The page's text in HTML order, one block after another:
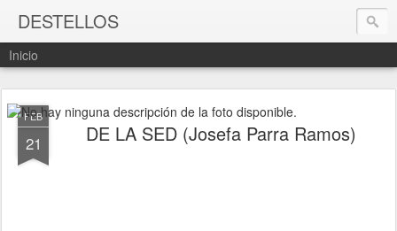
DESTELLOS
Inicio
FEB
21 DE LA SED (Josefa Parra Ramos)